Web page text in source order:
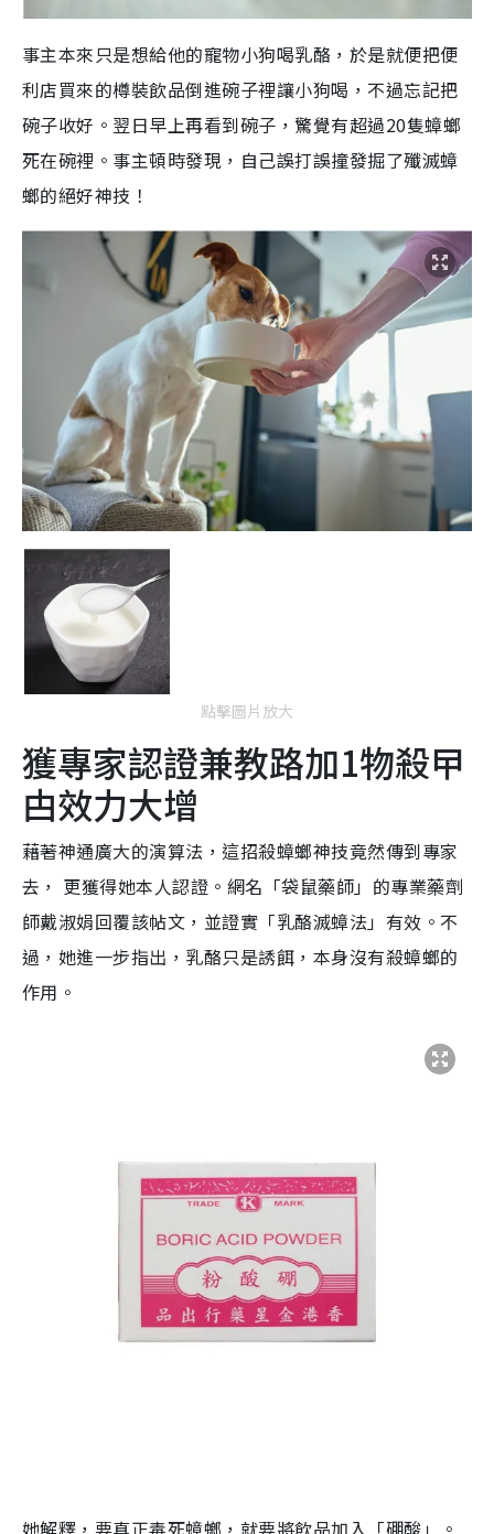
事主本來只是想給他的寵物小狗喝乳酪，於是就便把便
利店買來的樽裝飲品倒進碗子裡讓小狗喝，不過忘記把
碗子收好。翌日早上再看到碗子，驚覺有超過20隻蟑螂
死在碗裡。事主頓時發現，自己誤打誤撞發掘了殲滅蟑
螂的絕好神技！
點擊圖片放大
獲專家認證兼教路加1物殺曱
甴效力大增
藉著神通廣大的演算法，這招殺蟑螂神技竟然傳到專家
去， 更獲得她本人認證。網名「袋鼠藥師」的專業藥劑
師戴淑娟回覆該帖文，並證實「乳酪滅蟑法」有效。不
過，她進一步指出，乳酪只是誘餌，本身沒有殺蟑螂的
作用。
她解釋，要真正毒死蟑螂，就要將飲品加入「硼酸」。